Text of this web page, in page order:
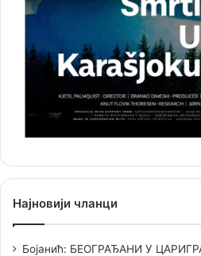
Најновији чланци
Бојанић: БЕОГРАЂАНИ У